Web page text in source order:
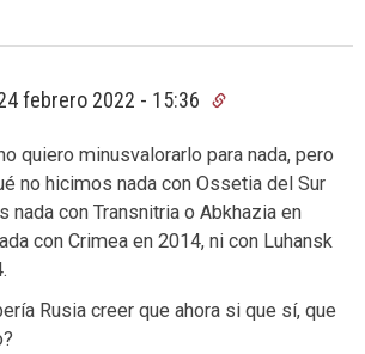
febrero 2022 - 15:36
quiero minusvalorarlo para nada, pero
no hicimos nada con Ossetia del Sur
nada con Transnitria o Abkhazia en
con Crimea en 2014, ni con Luhansk
Rusia creer que ahora si que sí, que